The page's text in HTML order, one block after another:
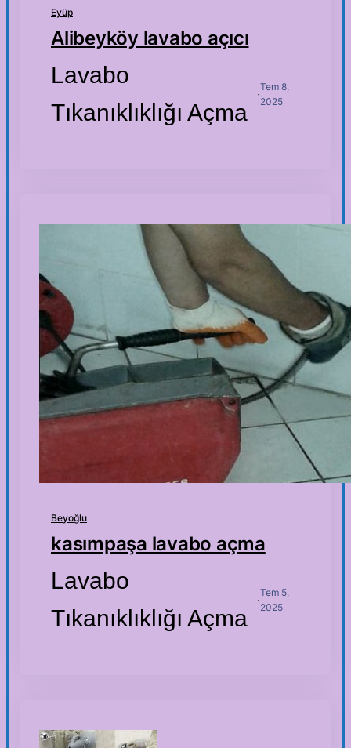
Eyüp
Alibeyköy lavabo açıcı
Lavabo
Tıkanıklıklığı Açma
·
Tem 8,
2025
Beyoğlu
kasımpaşa lavabo açma
Lavabo
Tıkanıklıklığı Açma
·
Tem 5,
2025